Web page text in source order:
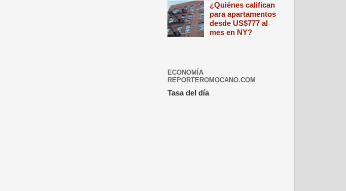
¿Quiénes califican
para apartamentos
desde US$777 al
mes en NY?
ECONOMÍA
REPORTEROMOCANO.COM
Tasa del día